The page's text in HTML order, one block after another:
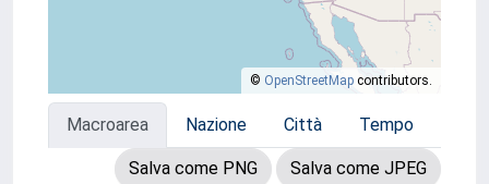
© OpenStreetMap contributors.
Macroarea Nazione Città Tempo
Salva come PNG Salva come JPEG